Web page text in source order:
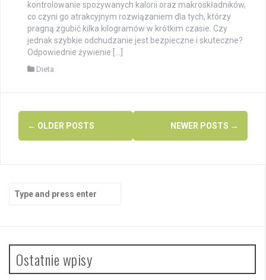
kontrolowanie spożywanych kalorii oraz makroskładników,
co czyni go atrakcyjnym rozwiązaniem dla tych, którzy
pragną zgubić kilka kilogramów w krótkim czasie. Czy
jednak szybkie odchudzanie jest bezpieczne i skuteczne?
Odpowiednie żywienie […]
Dieta
Posts
navigation
← OLDER POSTS NEWER POSTS →
for:
Ostatnie wpisy